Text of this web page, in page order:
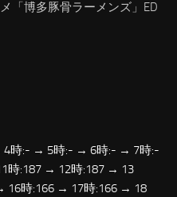
メ「博多豚骨ラーメンズ」ED
時:- → 5時:- → 6時:- → 7時:-
:187 → 12時:187 → 13
16時:166 → 17時:166 → 18